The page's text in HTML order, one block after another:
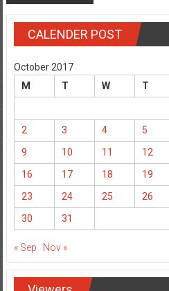
CALENDER POST
October 2017
M
T W T
2
3 4 5
9
10 11 12
16
17 18 19
23
24 25 26
30
31
« Sep Nov »